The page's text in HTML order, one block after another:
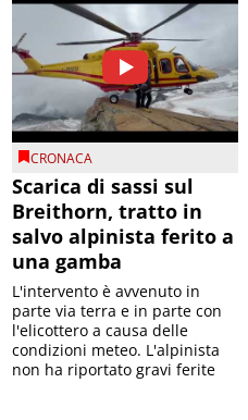
CRONACA
Scarica di sassi sul
Breithorn, tratto in
salvo alpinista ferito a
una gamba
L'intervento è avvenuto in
parte via terra e in parte con
l'elicottero a causa delle
condizioni meteo. L'alpinista
non ha riportato gravi ferite